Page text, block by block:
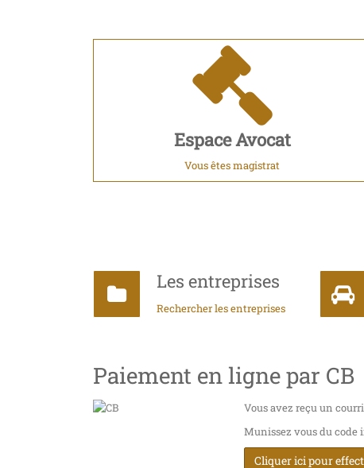
Espace Avocat
Vous êtes magistrat
Les entreprises
Rechercher les entreprises
Paiement en ligne par CB
Vous avez reçu un
Munissez vous du code
Cliquer ici pour